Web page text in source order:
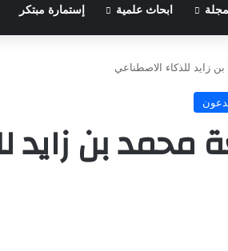
ابحاث علمية إستمارة مبتكر
زايد للذكاء الاصطناعي
بن زايد